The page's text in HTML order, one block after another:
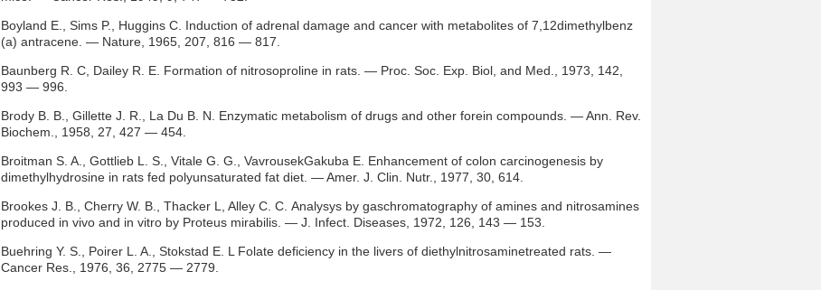
Boyland E., Sims P., Huggins C. Induction of adrenal damage and cancer with metabolites of 7,12dimethylbenz
(a) antracene. — Nature, 1965, 207, 816 — 817.
Baunberg R. C, Dailey R. E. Formation of nitrosoproline in rats. — Proc. Soc. Exp. Biol, and Med., 1973, 142,
993 — 996.
Brody В. В., Gillette J. R., La Du B. N. Enzymatic metabolism of drugs and other forein compounds. — Ann. Rev.
Biochem., 1958, 27, 427 — 454.
Broitman S. A., Gottlieb L. S., Vitale G. G., VavrousekGakuba E. Enhancement of colon carcinogenesis by
dimethylhydrosine in rats fed polyunsaturated fat diet. — Amer. J. Clin. Nutr., 1977, 30, 614.
Brookes J. В., Cherry W. В., Thacker L, Alley С. С. Analysys by gaschromatography of amines and nitrosamines
produced in vivo and in vitro by Proteus mirabilis. — J. Infect. Diseases, 1972, 126, 143 — 153.
Buehring Y. S., Poirer L. A., Stokstad E. L Folate deficiency in the livers of diethylnitrosaminetreated rats. —
Cancer Res., 1976, 36, 2775 — 2779.